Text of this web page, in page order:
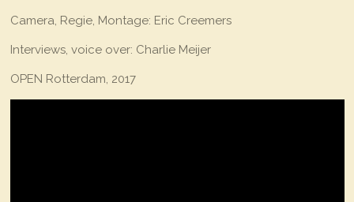
Camera, Regie, Montage: Eric Creemers
Interviews, voice over: Charlie Meijer
OPEN Rotterdam, 2017